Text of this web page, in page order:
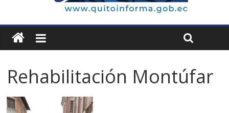
Rehabilitación Montúfar